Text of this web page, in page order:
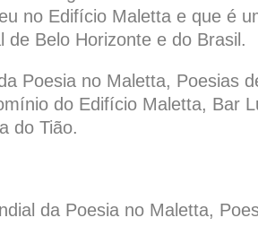
no Edifício Maletta e que é
de Belo Horizonte e do Brasil.
Poesia no Maletta, Poesias
do Edifício Maletta, Bar
do Tião.
da Poesia no Maletta,